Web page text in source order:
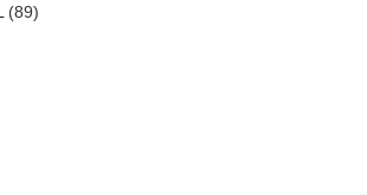
(89)